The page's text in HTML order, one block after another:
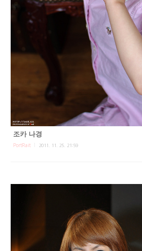
조카 나경
PortRait 2011. 11. 25. 21:59